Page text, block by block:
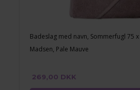
Badeslag med navn, Sommerfugl 75
Madsen, Pale Mauve
269,00 DKK